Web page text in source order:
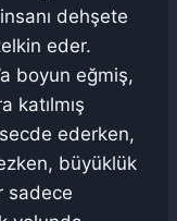
dehşete
eder.
boyun eğmiş,
katılmış
ederken,
büyüklük
sadece